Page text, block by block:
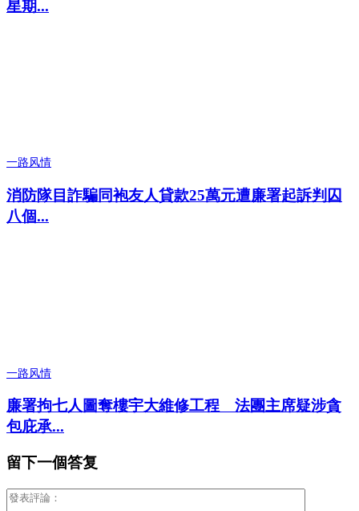
星期...
一路风情
消防隊目詐騙同袍友人貸款25萬元遭廉署起訴判囚
八個...
一路风情
廉署拘七人圖奪樓宇大維修工程 法團主席疑涉貪
包庇承...
留下一個答复